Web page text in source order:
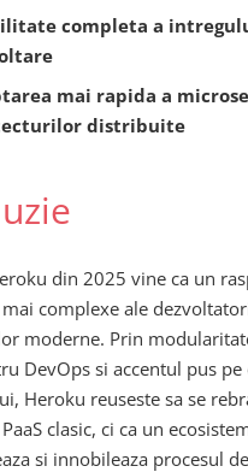
completa a
mai rapida a
distribuite
din 2025 vine ca un
complexe ale
moderne. Prin
DevOps si accentul pus pe
Heroku reuseste sa se
clasic, ci ca un
si innobileaza procesul